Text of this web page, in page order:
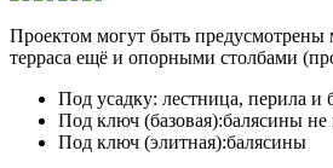
Проектом могут быть предусмотрены
терраса ещё и опорными столбами
Под усадку: лестница, перила и
Под ключ (базовая):балясины не
Под ключ (элитная):балясины